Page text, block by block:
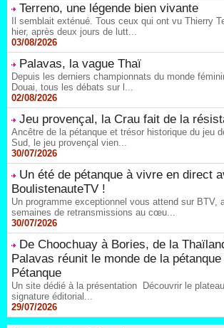
Terreno, une légende bien vivante
Il semblait exténué. Tous ceux qui ont vu Thierry
hier, après deux jours de lutt...
03/08/2026
Palavas, la vague Thaï
Depuis les derniers championnats du monde
Douai, tous les débats sur l...
02/08/2026
Jeu provençal, la Crau fait de la
Ancêtre de la pétanque et trésor historique du jeu
Sud, le jeu provençal vien...
30/07/2026
Un été de pétanque à vivre en direct
BoulistenauteTV !
Un programme exceptionnel vous attend sur BTV,
semaines de retransmissions au cœu...
30/07/2026
De Choochuay à Bories, de la
Palavas réunit le monde de la
Pétanque
Un site dédié à la présentation Découvrir le
signature éditorial...
29/07/2026